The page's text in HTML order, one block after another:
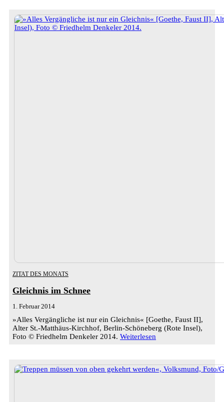
ZITAT DES MONATS
Gleichnis im Schnee
1. Februar 2014
»Alles Vergängliche ist nur ein Gleichnis« [Goethe, Faust II],
Alter St.-Matthäus-Kirchhof, Berlin-Schöneberg (Rote Insel),
Foto © Friedhelm Denkeler 2014. Weiterlesen